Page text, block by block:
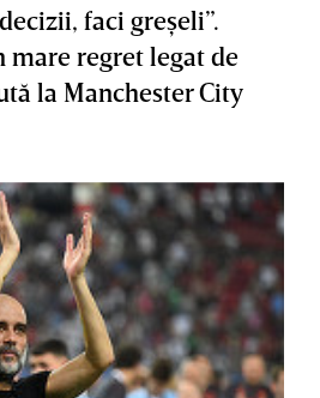
faci greşeli”.
mare regret legat de
la Manchester City